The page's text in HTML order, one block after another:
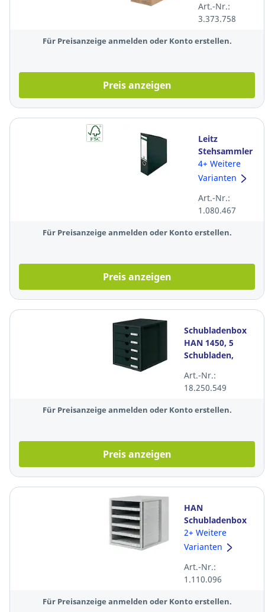
braun
Art.-Nr.:
3.373.758
Für Preisanzeige anmelden oder Konto erstellen.
Preis anzeigen
Leitz
Stehsammler
2423, aus
Hartpappe,
4+ Weitere
Varianten
Art.-Nr.:
1.080.467
Für Preisanzeige anmelden oder Konto erstellen.
Preis anzeigen
Schubladenbox
HAN 1450, 5
Schubladen,
Art.-Nr.:
18.250.549
Für Preisanzeige anmelden oder Konto erstellen.
Preis anzeigen
HAN
Schubladenbox
1401, 5
Schubladen,
2+ Weitere
Varianten
Art.-Nr.:
1.110.096
Für Preisanzeige anmelden oder Konto erstellen.